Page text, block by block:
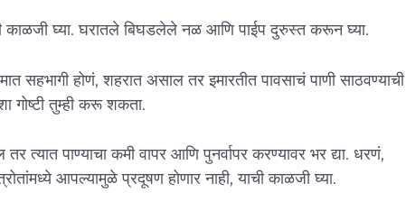
काळजी घ्या. घरातले बिघडलेले नळ आणि पाईप दुरुस्त करून घ्या.
सहभागी होणं, शहरात असाल तर इमारतीत पावसाचं पाणी साठवण्याची
गोष्टी तुम्ही करू शकता.
त्यात पाण्याचा कमी वापर आणि पुनर्वापर करण्यावर भर द्या. धरणं,
आपल्यामुळे प्रदूषण होणार नाही, याची काळजी घ्या.